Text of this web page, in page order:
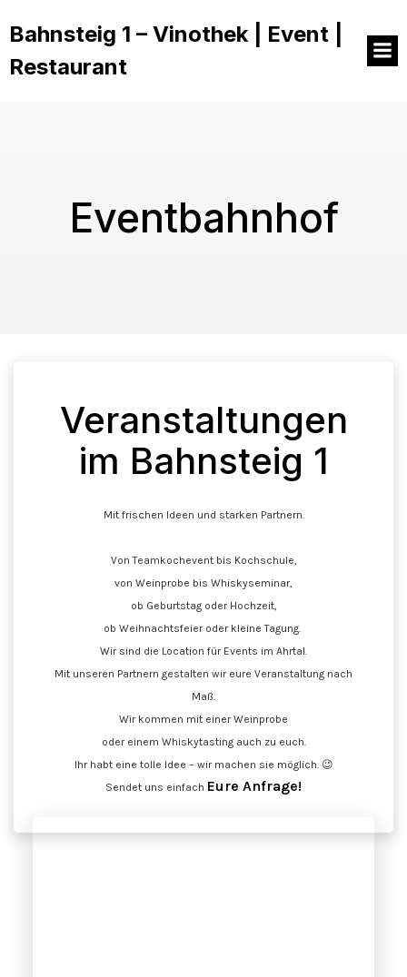
Bahnsteig 1 – Vinothek | Event |
Restaurant
Eventbahnhof
Veranstaltungen
im Bahnsteig 1
Mit frischen Ideen und starken Partnern.
Von Teamkochevent bis Kochschule,
von Weinprobe bis Whiskyseminar,
ob Geburtstag oder Hochzeit,
ob Weihnachtsfeier oder kleine Tagung.
Wir sind die Location für Events im Ahrtal.
Mit unseren Partnern gestalten wir eure Veranstaltung nach
Maß.
Wir kommen mit einer Weinprobe
oder einem Whiskytasting auch zu euch.
Ihr habt eine tolle Idee – wir machen sie möglich. 😉
Sendet uns einfach Eure Anfrage!